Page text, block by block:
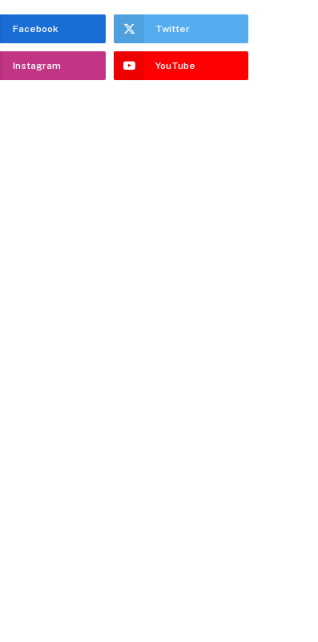
Facebook Twitter
Instagram YouTube